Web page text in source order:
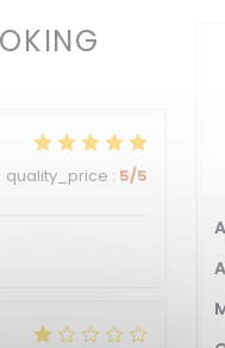
quality_price : 5/5